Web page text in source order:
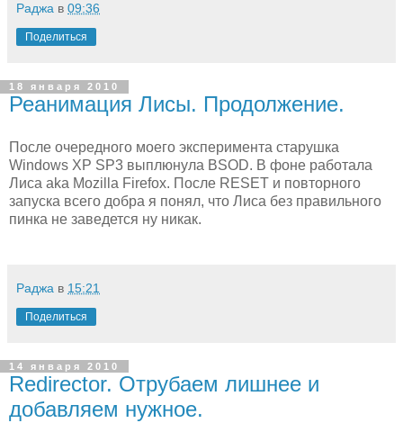
Раджа в 09:36
Поделиться
18 января 2010
Реанимация Лисы. Продолжение.
После очередного моего эксперимента старушка
Windows XP SP3 выплюнула BSOD. В фоне работала
Лиса aka Mozilla Firefox. После RESET и повторного
запуска всего добра я понял, что Лиса без правильного
пинка не заведется ну никак.
Раджа в 15:21
Поделиться
14 января 2010
Redirector. Отрубаем лишнее и
добавляем нужное.